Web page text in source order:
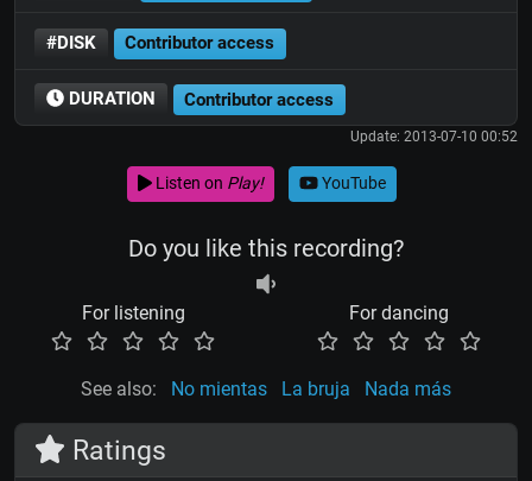
#DISK Contributor access
DURATION Contributor access
Update: 2013-07-10 00:52
Listen on Play! YouTube
Do you like this recording?
For listening For dancing
See also: No mientas La bruja Nada más
Ratings